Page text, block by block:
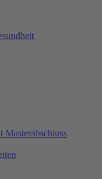
Masterabschluss